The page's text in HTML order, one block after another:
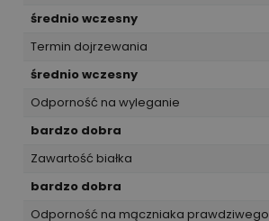
średnio wczesny
Termin dojrzewania
średnio wczesny
Odporność na wyleganie
bardzo dobra
Zawartość białka
bardzo dobra
Odporność na mączniaka prawdziwego